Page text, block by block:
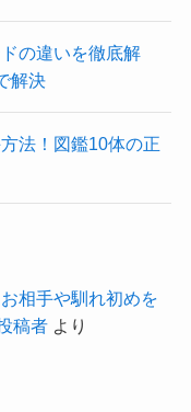
の違いを徹底解
解決
法！図鑑10体の正
相手や馴れ初めを
稿者より